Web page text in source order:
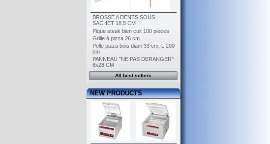
BROSSE A DENTS SOUS
SACHET 18,5 CM
Pique steak bien cuit 100 pièces
Grille à pizza 26 cm
Pelle pizza bois diam 33 cm, L 200
cm
PANNEAU "NE PAS DERANGER"
8x28 CM
All best sellers
NEW PRODUCTS